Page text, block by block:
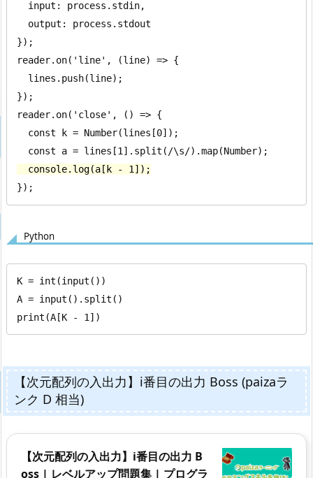
});
reader.on('line', (line) => {
});
reader.on('close', () => {
  console.log(a[k - 1]);
});
Python
K = int(input())
A = input().split()
print(A[K - 1])
【次元配列の入出力】i番目の出力 Boss (paizaラ
ンク D 相当)
【次元配列の入出力】i番目の出力 B
oss | レベルアップ問題集 | プログラ